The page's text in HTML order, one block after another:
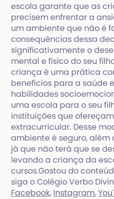
escola garante que as
precisem enfrentar a
um ambiente que não é
consequências dessa
significativamente o
mental e físico do seu
criança é uma prática
benefícios para a saúde
habilidades
uma escola para o seu
instituições que
extracurricular. Desse
ambiente é seguro,
já que não terá que se
levando a criança da
cursos.Gostou do
siga o Colégio Verbo
Facebook, Instagram,